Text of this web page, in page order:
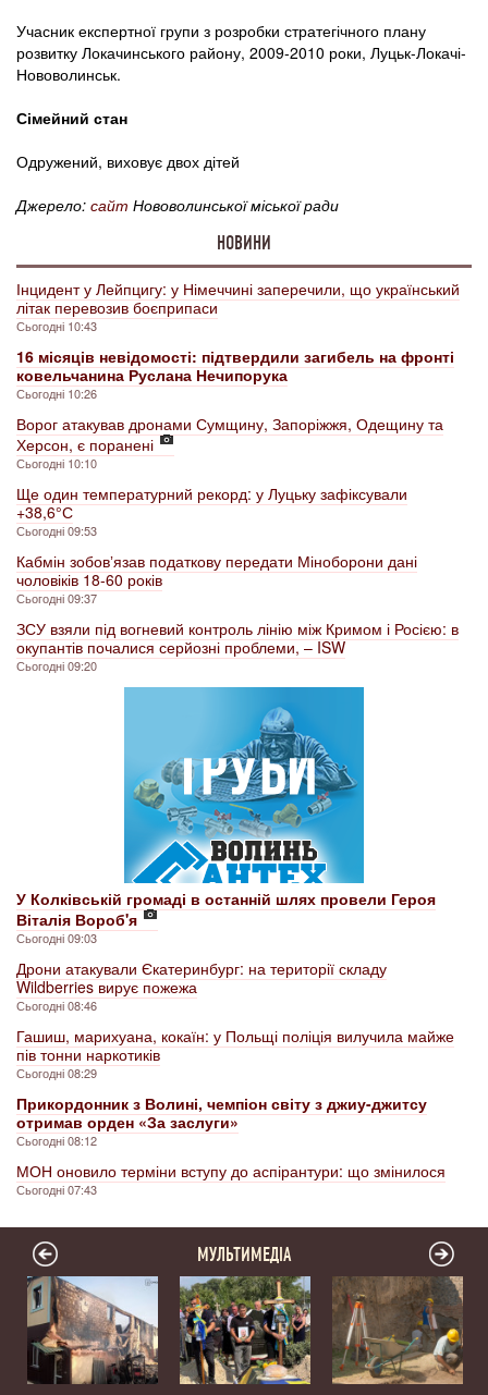
Учасник експертної групи з розробки стратегічного плану
розвитку Локачинського району, 2009-2010 роки, Луцьк-Локачі-
Нововолинськ.
Сімейний стан
Одружений, виховує двох дітей
Джерело: сайт Нововолинської міської ради
НОВИНИ
Інцидент у Лейпцигу: у Німеччині заперечили, що український
літак перевозив боєприпаси
Сьогодні 10:43
16 місяців невідомості: підтвердили загибель на фронті
ковельчанина Руслана Нечипорука
Сьогодні 10:26
Ворог атакував дронами Сумщину, Запоріжжя, Одещину та
Херсон, є поранені
Сьогодні 10:10
Ще один температурний рекорд: у Луцьку зафіксували
+38,6° С
Сьогодні 09:53
Кабмін зобовʼязав податкову передати Міноборони дані
чоловіків 18-60 років
Сьогодні 09:37
ЗСУ взяли під вогневий контроль лінію між Кримом і Росією: в
окупантів почалися серйозні проблеми, – ISW
Сьогодні 09:20
У Колківській громаді в останній шлях провели Героя
Віталія Вороб'я
Сьогодні 09:03
Дрони атакували Єкатеринбург: на території складу
Wildberries вирує пожежа
Сьогодні 08:46
Гашиш, марихуана, кокаїн: у Польщі поліція вилучила майже
пів тонни наркотиків
Сьогодні 08:29
Прикордонник з Волині, чемпіон світу з джиу-джитсу
отримав орден «За заслуги»
Сьогодні 08:12
МОН оновило терміни вступу до аспірантури: що змінилося
Сьогодні 07:43
МУЛЬТИМЕДІА